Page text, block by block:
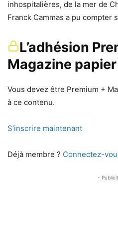
inhospitalières, de la mer de
Franck Cammas a pu compter
L’adhésion
Magazine
Vous devez être Premium +
à ce contenu.
S’inscrire maintenant
Déjà membre ? Connectez-
-